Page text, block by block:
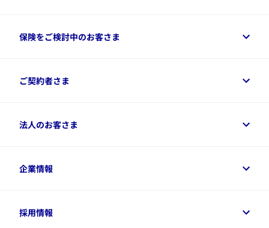
保険をご検討中のお客さま
保険をご検討中のお客さまトップ
資料請求
変額保険各種情報
ご契約者さま
ご契約者さまトップ
デジタル約款
令和8年（2026年）分の生命保険料控除証明書について
法人のお客さま
法人のお客さまトップ
経営者サポートサービス
企業情報
企業情報トップ
採用情報